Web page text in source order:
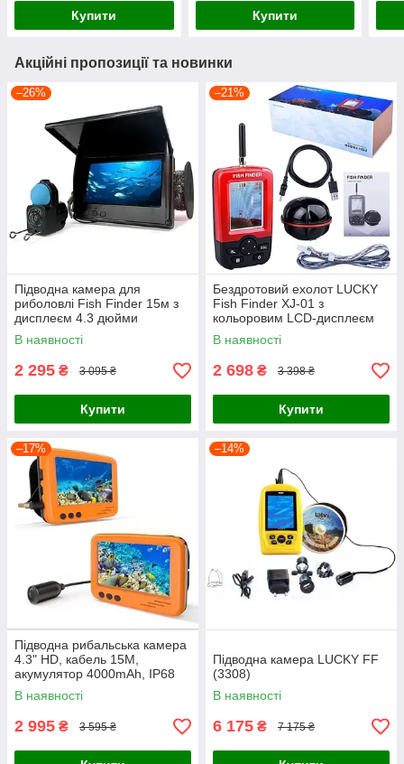
Купити Купити
Акційні пропозиції та новинки
–26%
Підводна камера для
риболовлі Fish Finder 15м з
дисплеєм 4.3 дюйми
аккумулятор 10000 мАг ІЧ-
підсвічування
В наявності
2 295 ₴ 3 095 ₴
Купити
–21%
Бездротовий ехолот LUCKY
Fish Finder XJ-01 з
кольоровим LCD-дисплеєм
портативний
перезаряджуваний
бездротовий Ехолот
В наявності
2 698 ₴ 3 398 ₴
Купити
–17%
Підводна рибальська камера
4.3" HD, кабель 15M,
акумулятор 4000mAh, IP68
В наявності
2 995 ₴ 3 595 ₴
–14%
Підводна камера LUCKY FF
(3308)
В наявності
6 175 ₴ 7 175 ₴